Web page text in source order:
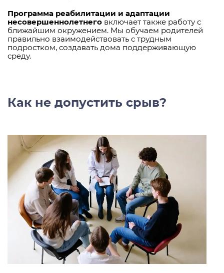
Программа реабилитации и адаптации
несовершеннолетнего включает также работу с
ближайшим окружением. Мы обучаем родителей
правильно взаимодействовать с трудным
подростком, создавать дома поддерживающую
среду.
Как не допустить срыв?